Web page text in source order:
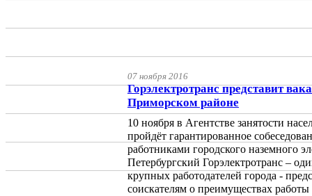
07 ноября 2016
Горэлектротранс представит
Приморском районе
10 ноября в Агентстве занятости
пройдёт гарантированное
работниками городского наземного
Петербургский Горэлектротранс –
крупных работодателей города -
соискателям о преимуществах